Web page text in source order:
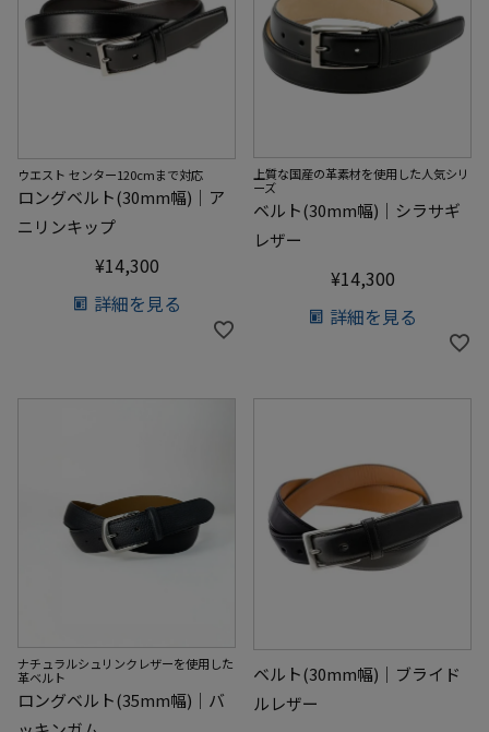
ウエスト センター120cmまで対応
ロングベルト(30mm幅)｜ア
ニリンキップ
¥14,300
詳細を見る
上質な国産の革素材を使用した人気シリ
ーズ
ベルト(30mm幅)｜シラサギ
レザー
¥14,300
詳細を見る
ナチュラルシュリンクレザーを使用した
革ベルト
ロングベルト(35mm幅)｜バ
ベルト(30mm幅)｜ブライド
ルレザー